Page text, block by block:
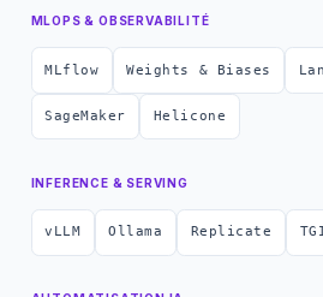
MLOPS & OBSERVABILITÉ
MLflow Weights & Biases
SageMaker Helicone
INFERENCE & SERVING
vLLM Ollama Replicate